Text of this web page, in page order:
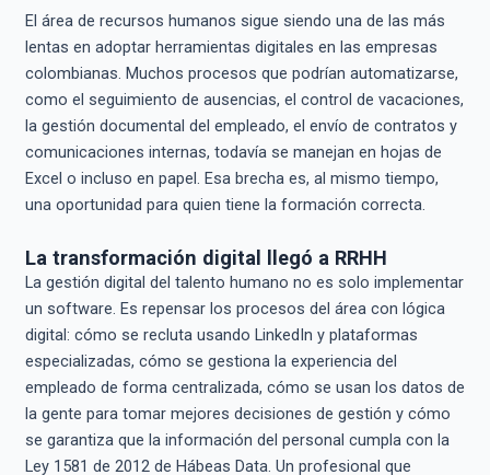
El área de recursos humanos sigue siendo una de las más
lentas en adoptar herramientas digitales en las empresas
colombianas. Muchos procesos que podrían automatizarse,
como el seguimiento de ausencias, el control de vacaciones,
la gestión documental del empleado, el envío de contratos y
comunicaciones internas, todavía se manejan en hojas de
Excel o incluso en papel. Esa brecha es, al mismo tiempo,
una oportunidad para quien tiene la formación correcta.
La transformación digital llegó a RRHH
La gestión digital del talento humano no es solo implementar
un software. Es repensar los procesos del área con lógica
digital: cómo se recluta usando LinkedIn y plataformas
especializadas, cómo se gestiona la experiencia del
empleado de forma centralizada, cómo se usan los datos de
la gente para tomar mejores decisiones de gestión y cómo
se garantiza que la información del personal cumpla con la
Ley 1581 de 2012 de Hábeas Data. Un profesional que